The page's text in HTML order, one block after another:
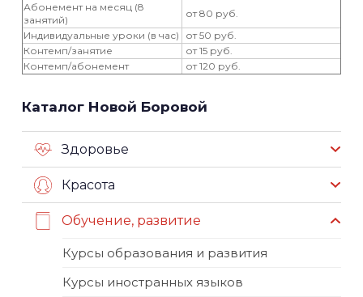
Абонемент на месяц (8
занятий)
от 80 руб.
Индивидуальные уроки (в час)
от 50 руб.
Контемп/занятие
от 15 руб.
Контемп/абонемент
от 120 руб.
Каталог Новой Боровой
Здоровье
Красота
Обучение, развитие
Курсы образования и развития
Курсы иностранных языков